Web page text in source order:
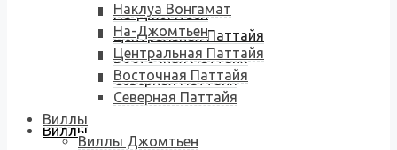
На-Джомтьен
Центральная Паттайя
Восточная Паттайя
Северная Паттайя
Виллы
Наклуа Вонгамат
На-Джомтьен
Центральная Паттайя
Восточная Паттайя
Северная Паттайя
Виллы
Виллы Джомтьен